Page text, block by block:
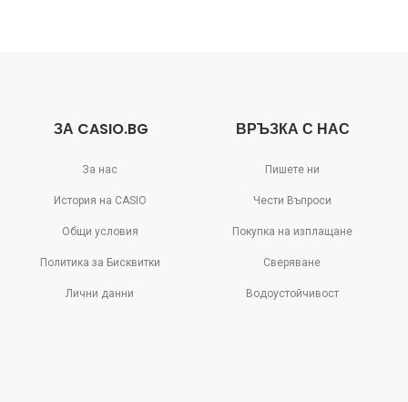
ЗА CASIO.BG
За нас
История на CASIO
Общи условия
Политика за Бисквитки
Лични данни
ВРЪЗКА С НАС
Пишете ни
Чести Въпроси
Покупка на изплащане
Сверяване
Водоустойчивост